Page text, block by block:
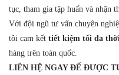
tục, tham gia tập huấn và nhận
Với đội ngũ tư vấn chuyên
tôi cam kết tiết kiệm tối đa
hàng trên toàn quốc.
LIÊN HỆ NGAY ĐỂ ĐƯỢC